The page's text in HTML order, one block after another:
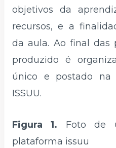
objetivos da
recursos, e a
da aula. Ao final das
produzido é
único e postado na
ISSUU.
Figura 1. Foto de
plataforma issuu